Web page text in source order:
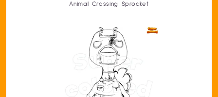
Animal Crossing Sprocket